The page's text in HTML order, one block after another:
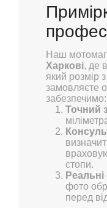
Наш
Харкові, де
який розмір
замовляєте
забезпечимо:
Точний
стопи.
фото
перед